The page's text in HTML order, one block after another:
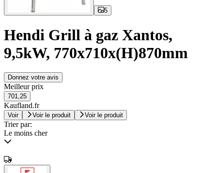
5
Hendi Grill à gaz Xantos,
9,5kW, 770x710x(H)870mm
Donnez votre avis
Meilleur prix
701,25
Kaufland.fr
Voir Voir le produit Voir le produit
Trier par:
Le moins cher